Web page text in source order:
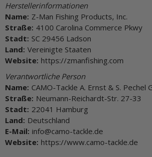
Herstellerinformationen
Name: Z-Man Fishing Products, Inc.
Straße: 4100 Carolina Commerce Pkwy
Stadt: SC 29456 Ladson
Land: Vereinigte Staaten
Website: https://zmanfishing.com
Verantwortliche Person
Name: CAMO-Tackle A. Ernst & S. Pechel
Straße: Neumann-Reichardt-Str. 27-33
Stadt: 22041 Hamburg
Land: Deutschland
E-Mail: info@camo-tackle.de
Website: https://www.camo-tackle.de